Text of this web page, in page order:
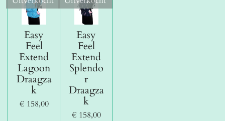
Easy
Feel
Extend
Lagoon
Draagza
k
€ 158,00
Easy
Feel
Extend
Splendo
r
Draagza
k
€ 158,00